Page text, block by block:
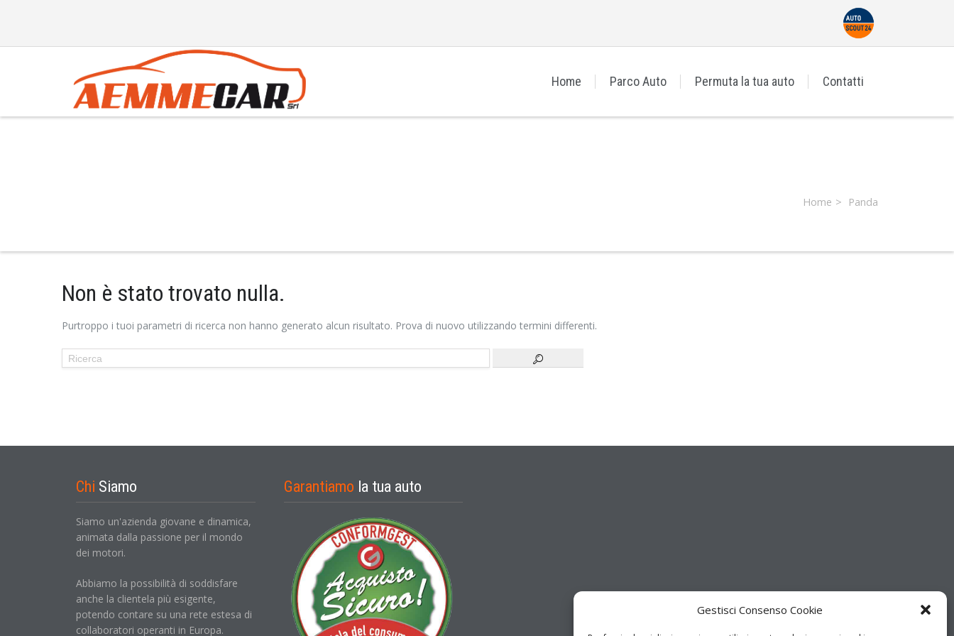
Gestisci Consenso Cookie
Home Parco Auto Permuta la tua auto Contatti
Home Panda
Non è stato trovato nulla.
Purtroppo i tuoi parametri di ricerca non hanno generato alcun risultato. Prova di nuovo utilizzando termini differenti.
Chi Siamo
Siamo un'azienda giovane e dinamica,
animata dalla passione per il mondo
dei motori.
Abbiamo la possibilità di soddisfare
anche la clientela più esigente,
potendo contare su una rete estesa di
collaboratori operanti in Europa.
Garantiamo la tua auto